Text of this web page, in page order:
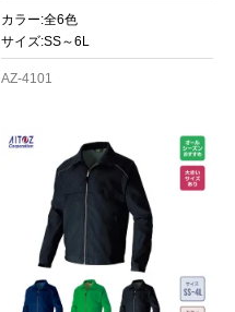
カラー:全6色
サイズ:SS～6L
AZ-4101